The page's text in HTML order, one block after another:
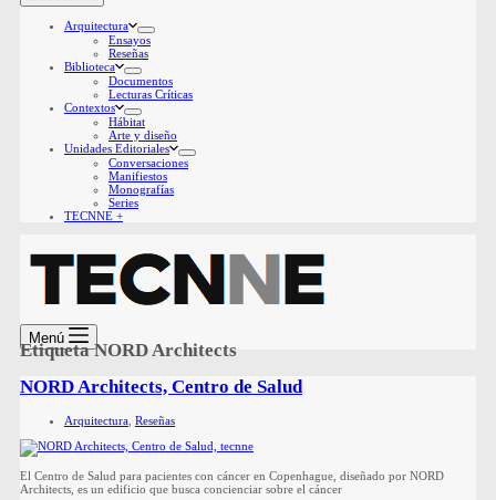
Arquitectura
Ensayos
Reseñas
Biblioteca
Documentos
Lecturas Críticas
Contextos
Hábitat
Arte y diseño
Unidades Editoriales
Conversaciones
Manifiestos
Monografías
Series
TECNNE +
Menú
EtiquetaNORD Architects
NORD Architects, Centro de Salud
Arquitectura Reseñas
El Centro de Salud para pacientes con cáncer en Copenhague, diseñado por NORD
Architects, es un edificio que busca concienciar sobre el cáncer